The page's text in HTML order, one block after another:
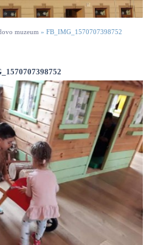
muzeum » FB_IMG_1570707398752